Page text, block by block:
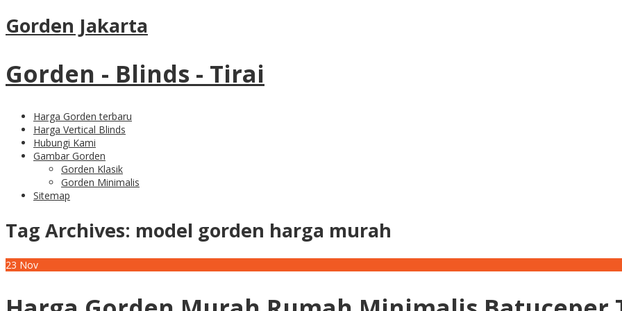
Gorden Jakarta
Gorden - Blinds - Tirai
Harga Gorden terbaru
Harga Vertical Blinds
Hubungi Kami
Gambar Gorden
Gorden Klasik
Gorden Minimalis
Sitemap
Tag Archives: model gorden harga murah
23 Nov